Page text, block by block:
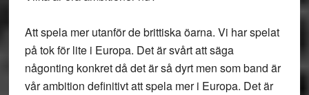
Att spela mer utanför de brittiska öarna. Vi har spelat
på tok för lite i Europa. Det är svårt att säga
någonting konkret då det är så dyrt men som band är
vår ambition definitivt att spela mer i Europa. Det är